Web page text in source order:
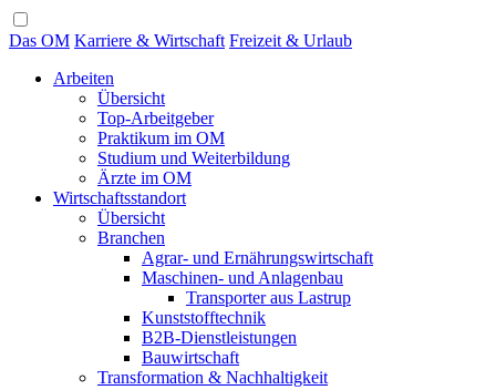
Das OM Karriere & Wirtschaft Freizeit & Urlaub
Arbeiten
Übersicht
Top-Arbeitgeber
Praktikum im OM
Studium und Weiterbildung
Ärzte im OM
Wirtschaftsstandort
Übersicht
Branchen
Agrar- und Ernährungswirtschaft
Maschinen- und Anlagenbau
Transporter aus Lastrup
Kunststofftechnik
B2B-Dienstleistungen
Bauwirtschaft
Transformation & Nachhaltigkeit